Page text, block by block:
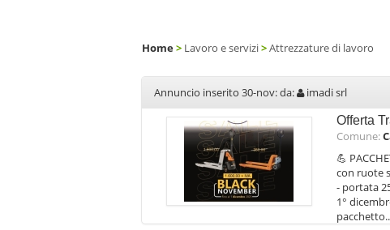
Home>Lavoro e servizi>Attrezzature di lavoro
Annuncio inserito 30-nov: da: imadi srl
Offerta
Comune:
💪
con ruote
- portata
1°